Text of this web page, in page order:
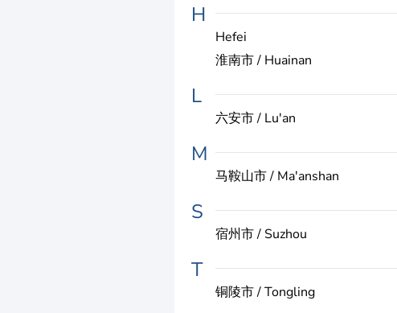
H
Hefei
淮南市 / Huainan
L
六安市 / Lu'an
M
马鞍山市 / Ma'anshan
S
宿州市 / Suzhou
T
铜陵市 / Tongling